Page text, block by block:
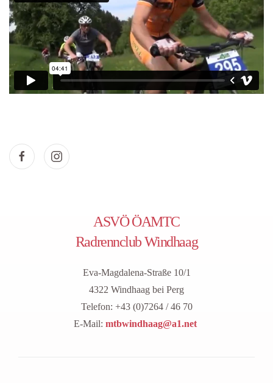
ASVÖ ÖAMTC
Radrennclub Windhaag
Eva-Magdalena-Straße 10/1
4322 Windhaag bei Perg
Telefon: +43 (0)7264 / 46 70
E-Mail: mtbwindhaag@a1.net